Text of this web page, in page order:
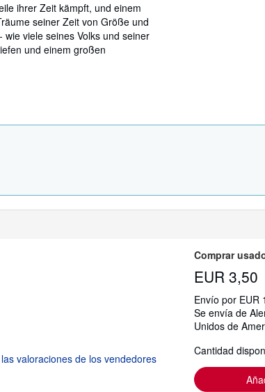
ihrer Zeit kämpft, und einem
seiner Zeit von Größe und
viele seines Volks und seiner
und einem großen
Comprar
EUR 3,50
Envío por EUR
Se envía de
Unidos de
Cantidad